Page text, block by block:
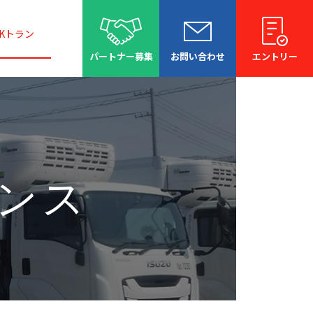
トラン
パートナー募集 お問い合わせ エントリー
安全への取り組み
研修制度